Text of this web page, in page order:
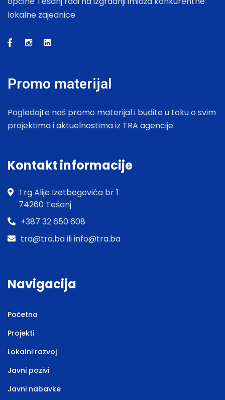
lokalne zajednice
Promo materijal
Pogledajte naš promo materijal i budite u toku o svim
projektima i aktuelnostima iz TRA agencije.
Kontakt informacije
Trg Alije Izetbegovića br 1
74260 Tešanj
+387 32 650 608
tra@tra.ba ili info@tra.ba
Navigacija
Početna
Projekti
Lokalni razvoj
Javni pozivi
Javni nabavke